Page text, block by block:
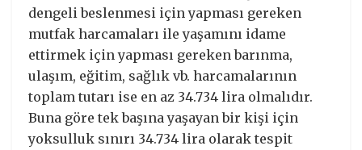
dengeli beslenmesi için yapması gereken
mutfak harcamaları ile yaşamını idame
ettirmek için yapması gereken barınma,
ulaşım, eğitim, sağlık vb. harcamalarının
toplam tutarı ise en az 34.734 lira olmalıdır.
Buna göre tek başına yaşayan bir kişi için
yoksulluk sınırı 34.734 lira olarak tespit